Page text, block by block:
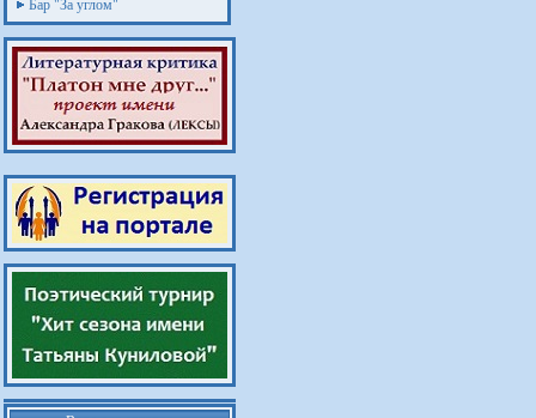
Бар "За углом"